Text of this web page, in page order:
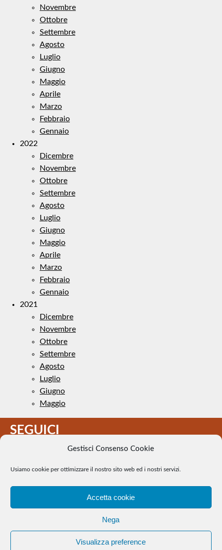
Gestisci Consenso Cookie
Usiamo cookie per ottimizzare il nostro sito web ed i nostri servizi.
Accetta cookie
Nega
Visualizza preference
Novembre
Ottobre
Settembre
Agosto
Luglio
Giugno
Maggio
Aprile
Marzo
Febbraio
Gennaio
2022
Dicembre
Novembre
Ottobre
Settembre
Agosto
Luglio
Giugno
Maggio
Aprile
Marzo
Febbraio
Gennaio
2021
Dicembre
Novembre
Ottobre
Settembre
Agosto
Luglio
Giugno
Maggio
SEGUICI
pubblico dominio. Se il loro uso costituisce una violazione dei